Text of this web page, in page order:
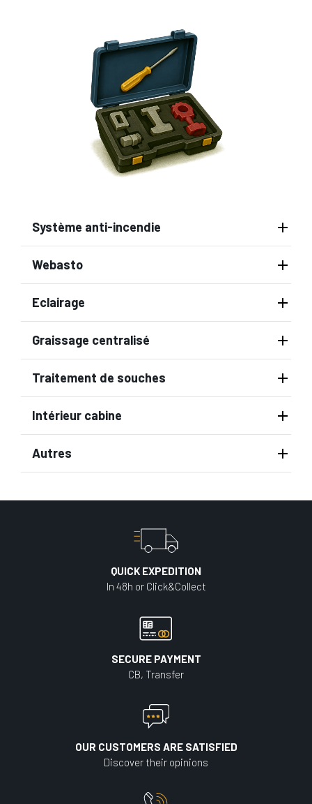
Système anti-incendie
Webasto
Eclairage
Graissage centralisé
Traitement de souches
Intérieur cabine
Autres
QUICK EXPEDITION
In 48h or Click&Collect
SECURE PAYMENT
CB, Transfer
OUR CUSTOMERS ARE SATISFIED
Discover their opinions